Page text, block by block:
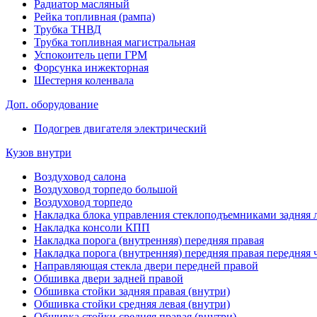
Радиатор масляный
Рейка топливная (рампа)
Трубка ТНВД
Трубка топливная магистральная
Успокоитель цепи ГРМ
Форсунка инжекторная
Шестерня коленвала
Доп. оборудование
Подогрев двигателя электрический
Кузов внутри
Воздуховод салона
Воздуховод торпедо большой
Воздуховод торпедо
Накладка блока управления стеклоподъемниками задняя
Накладка консоли КПП
Накладка порога (внутренняя) передняя правая
Накладка порога (внутренняя) передняя правая передняя
Направляющая стекла двери передней правой
Обшивка двери задней правой
Обшивка стойки задняя правая (внутри)
Обшивка стойки средняя левая (внутри)